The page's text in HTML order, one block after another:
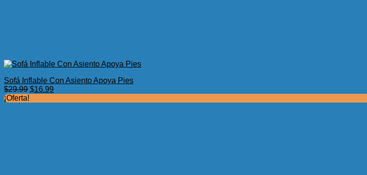
Sofá Inflable Con Asiento Apoya Pies
$29.99 El
$16.99
¡Oferta!